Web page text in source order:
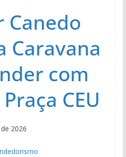
Canedo
Caravana
com
CEU
2026